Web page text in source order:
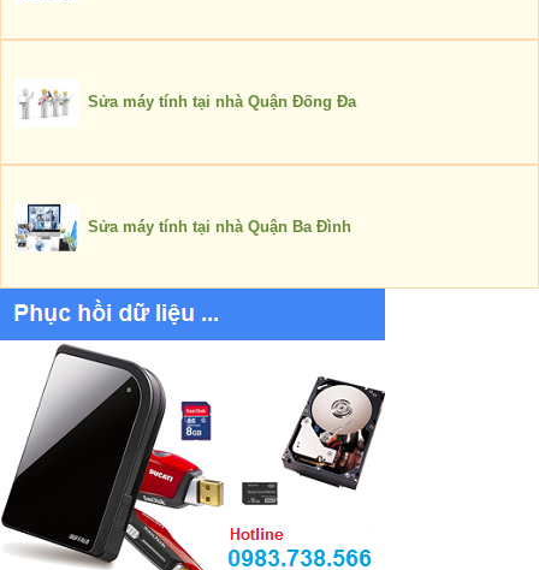
Sửa máy tính tại nhà Quận Đống Đa
Sửa máy tính tại nhà Quận Ba Đình